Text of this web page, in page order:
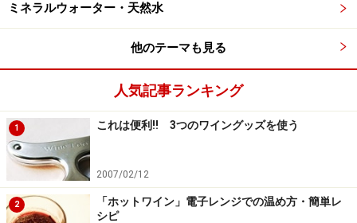
ミネラルウォーター・天然水
他のテーマも見る
人気記事ランキング
1 これは便利!! 3つのワイングッズを使う
2007/02/12
2
「ホットワイン」電子レンジでの温め方・簡単レ
シピ